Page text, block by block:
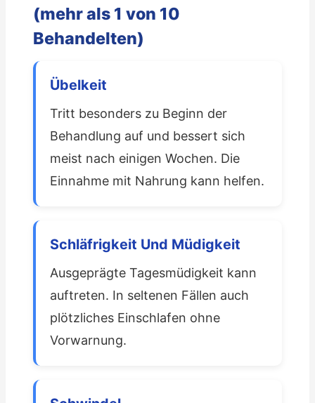
(mehr als 1 von 10
Behandelten)
Übelkeit
Tritt besonders zu Beginn der
Behandlung auf und bessert sich
meist nach einigen Wochen. Die
Einnahme mit Nahrung kann helfen.
Schläfrigkeit Und Müdigkeit
Ausgeprägte Tagesmüdigkeit kann
auftreten. In seltenen Fällen auch
plötzliches Einschlafen ohne
Vorwarnung.